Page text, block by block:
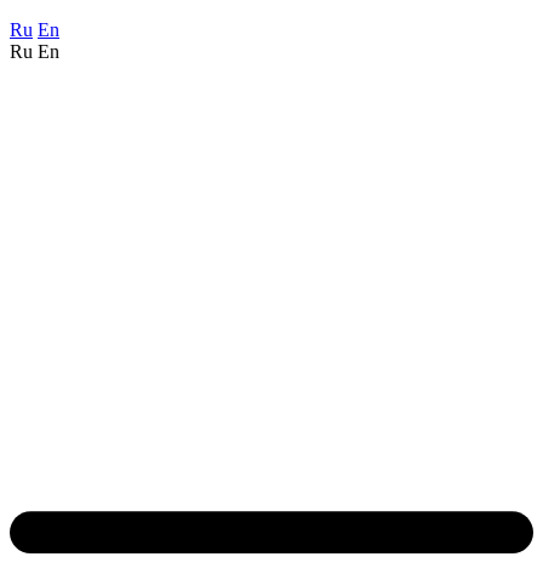
Ru En
Ru En